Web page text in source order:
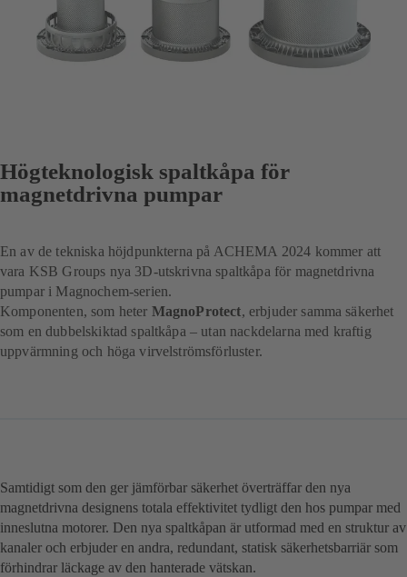
Högteknologisk spaltkåpa för
magnetdrivna pumpar
En av de tekniska höjdpunkterna på ACHEMA 2024 kommer att
vara KSB Groups nya 3D-utskrivna spaltkåpa för magnetdrivna
pumpar i Magnochem-serien.
Komponenten, som heter MagnoProtect, erbjuder samma säkerhet
som en dubbelskiktad spaltkåpa – utan nackdelarna med kraftig
uppvärmning och höga virvelströmsförluster.
Samtidigt som den ger jämförbar säkerhet överträffar den nya
magnetdrivna designens totala effektivitet tydligt den hos pumpar med
inneslutna motorer. Den nya spaltkåpan är utformad med en struktur av
kanaler och erbjuder en andra, redundant, statisk säkerhetsbarriär som
förhindrar läckage av den hanterade vätskan.